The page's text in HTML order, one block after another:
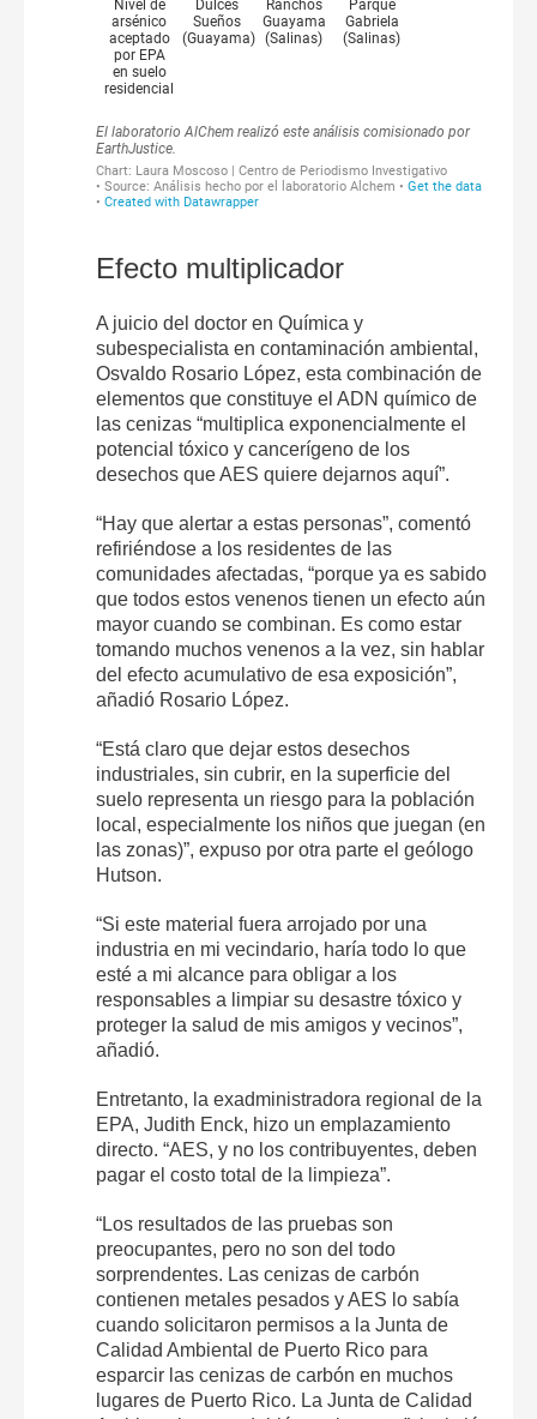
Efecto multiplicador
A juicio del doctor en Química y
subespecialista en contaminación ambiental,
Osvaldo Rosario López, esta combinación de
elementos que constituye el ADN químico de
las cenizas “multiplica exponencialmente el
potencial tóxico y cancerígeno de los
desechos que AES quiere dejarnos aquí”.
“Hay que alertar a estas personas”, comentó
refiriéndose a los residentes de las
comunidades afectadas, “porque ya es sabido
que todos estos venenos tienen un efecto aún
mayor cuando se combinan. Es como estar
tomando muchos venenos a la vez, sin hablar
del efecto acumulativo de esa exposición”,
añadió Rosario López.
“Está claro que dejar estos desechos
industriales, sin cubrir, en la superficie del
suelo representa un riesgo para la población
local, especialmente los niños que juegan (en
las zonas)”, expuso por otra parte el geólogo
Hutson.
“Si este material fuera arrojado por una
industria en mi vecindario, haría todo lo que
esté a mi alcance para obligar a los
responsables a limpiar su desastre tóxico y
proteger la salud de mis amigos y vecinos”,
añadió.
Entretanto, la exadministradora regional de la
EPA, Judith Enck, hizo un emplazamiento
directo. “AES, y no los contribuyentes, deben
pagar el costo total de la limpieza”.
“Los resultados de las pruebas son
preocupantes, pero no son del todo
sorprendentes. Las cenizas de carbón
contienen metales pesados y AES lo sabía
cuando solicitaron permisos a la Junta de
Calidad Ambiental de Puerto Rico para
esparcir las cenizas de carbón en muchos
lugares de Puerto Rico. La Junta de Calidad